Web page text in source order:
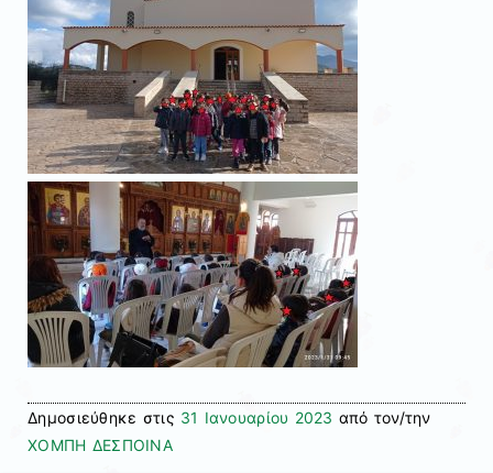
Δημοσιεύθηκε στις 31 Ιανουαρίου 2023 από τον/την
ΧΟΜΠΗ ΔΕΣΠΟΙΝΑ